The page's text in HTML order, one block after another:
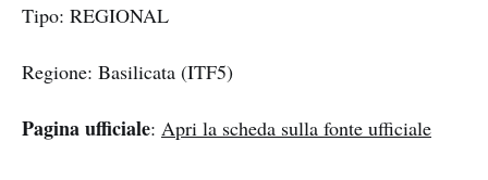
Tipo: REGIONAL
Regione: Basilicata (ITF5)
Pagina ufficiale: Apri la scheda sulla fonte ufficiale